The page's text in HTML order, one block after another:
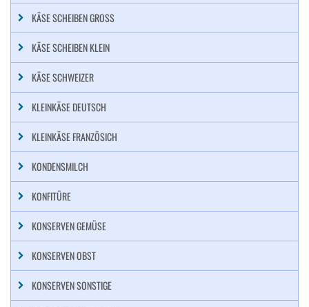
KÄSE SCHEIBEN GROSS
KÄSE SCHEIBEN KLEIN
KÄSE SCHWEIZER
KLEINKÄSE DEUTSCH
KLEINKÄSE FRANZÖSICH
KONDENSMILCH
KONFITÜRE
KONSERVEN GEMÜSE
KONSERVEN OBST
KONSERVEN SONSTIGE